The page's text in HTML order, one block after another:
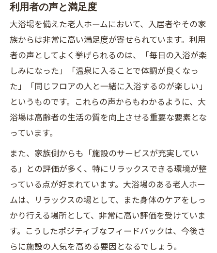
利用者の声と満足度
大浴場を備えた老人ホームにおいて、入居者やその家
族からは非常に高い満足度が寄せられています。利用
者の声としてよく挙げられるのは、「毎日の入浴が楽
しみになった」「温泉に入ることで体調が良くなっ
た」「同じフロアの人と一緒に入浴するのが楽しい」
というものです。これらの声からもわかるように、大
浴場は高齢者の生活の質を向上させる重要な要素とな
っています。
また、家族側からも「施設のサービスが充実してい
る」との評価が多く、特にリラックスできる環境が整
っている点が好まれています。大浴場のある老人ホー
ムは、リラックスの場として、また身体のケアをしっ
かり行える場所として、非常に高い評価を受けていま
す。こうしたポジティブなフィードバックは、今後さ
らに施設の人気を高める要因となるでしょう。